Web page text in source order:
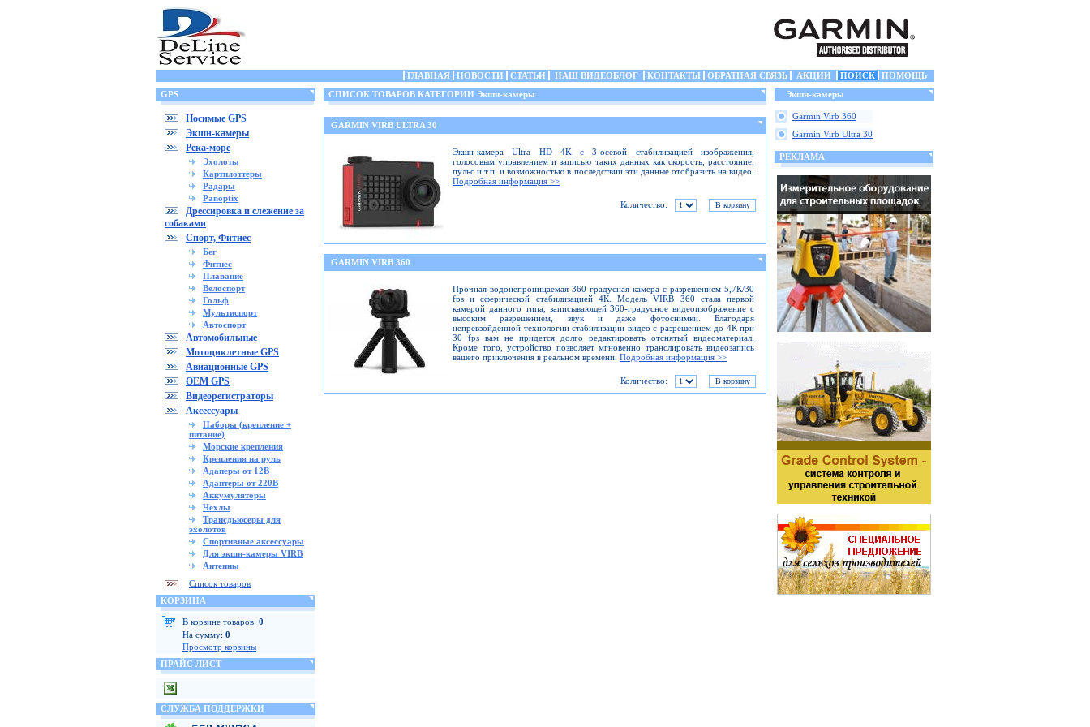
ГЛАВНАЯ НОВОСТИ СТАТЬИ НАШ ВИДЕОБЛОГ КОНТАКТЫ ОБРАТНАЯ СВЯЗЬ АКЦИИ ПОИСК
ПОМОЩЬ
GPS
Носимые GPS
Экшн-камеры
Река-море
Эхолоты
Картплоттеры
Радары
Panoptix
Дрессировка и слежение за
собаками
Спорт, Фитнес
Бег
Фитнес
Плавание
Велоспорт
Гольф
Мультиспорт
Автоспорт
Автомобильные
Мотоциклетные GPS
Авиационные GPS
OEM GPS
Видеорегистраторы
Аксессуары
Наборы (крепление +
питание)
Морские крепления
Крепления на руль
Адаперы от 12В
Адаптеры от 220В
Аккумуляторы
Чехлы
Трансдьюсеры для
эхолотов
Спортивные аксессуары
Для экшн-камеры VIRB
Антенны
Список товаров
КОРЗИНА
В корзине товаров: 0
На сумму: 0
Просмотр корзины
ПРАЙС ЛИСТ
СЛУЖБА ПОДДЕРЖКИ
СПИСОК ТОВАРОВ КАТЕГОРИИ Экшн-камеры
GARMIN VIRB ULTRA 30
Экшн-камера Ultra HD 4K с 3-осевой стабилизацией изображения,
голосовым управлением и записью таких данных как скорость, расстояние,
пульс и т.п. и возможностью в последствии эти данные отобразить на видео.
Подробная информация >>
Количество:
GARMIN VIRB 360
Прочная водонепроницаемая 360-градусная камера с разрешением 5,7К/30
fps и сферической стабилизацией 4К. Модель VIRB 360 стала первой
камерой данного типа, записывающей 360-градусное видеоизображение с
высоким разрешением, звук и даже фотоснимки. Благодаря
непревзойденной технологии стабилизации видео с разрешением до 4К при
30 fps вам не придется долго редактировать отснятый видеоматериал.
Кроме того, устройство позволяет мгновенно транслировать видеозапись
вашего приключения в реальном времени. Подробная информация >>
Количество:
Экшн-камеры
Garmin Virb 360
Garmin Virb Ultra 30
РЕКЛАМА